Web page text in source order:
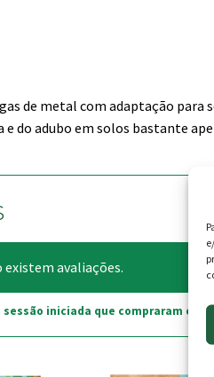
de metal com adaptação
e do adubo em solos bastante
existem avaliações.
iniciada que compraram